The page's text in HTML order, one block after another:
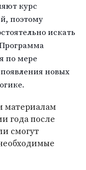
курс
поэтому
искать
по мере
новых
материалам
года после
смогут